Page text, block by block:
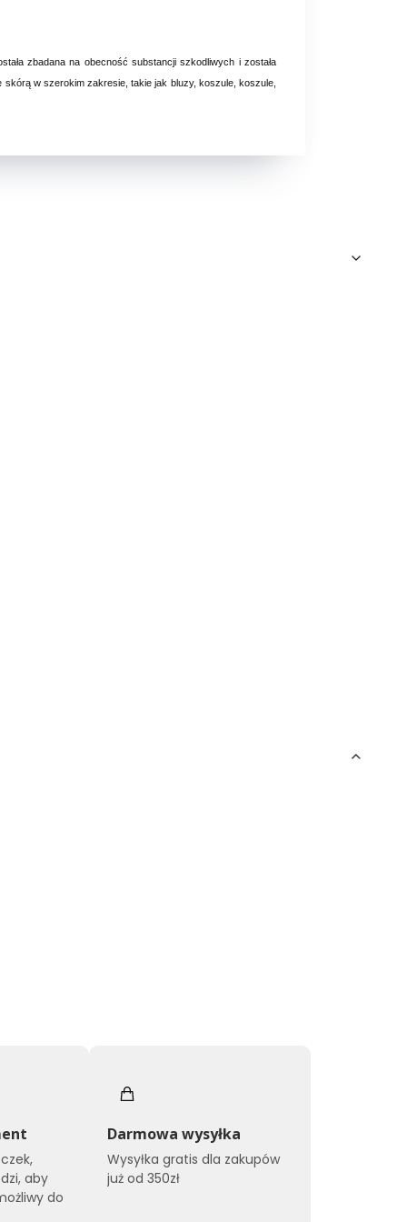
zbadana na obecność substancji szkodliwych i została
w szerokim zakresie, takie jak bluzy, koszule, koszule,
aby
do
Darmowa wysyłka
Wysyłka gratis dla zakupów
już od 350zł